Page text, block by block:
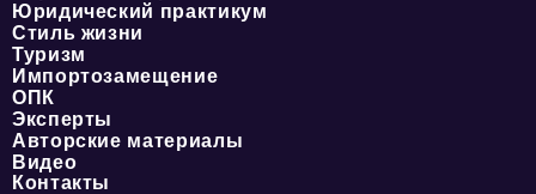
Юридический практикум
Стиль жизни
Туризм
Импортозамещение
ОПК
Эксперты
Авторские материалы
Видео
Контакты